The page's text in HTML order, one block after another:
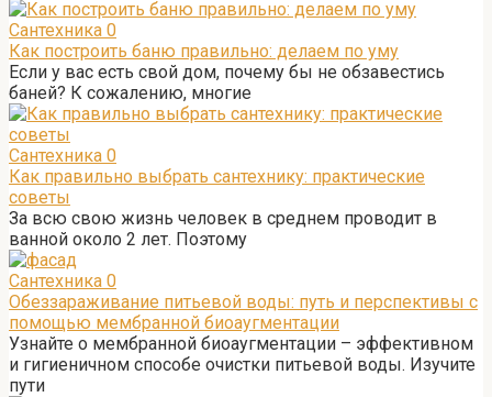
Сантехника 0
Как построить баню правильно: делаем по уму
Если у вас есть свой дом, почему бы не обзавестись
баней? К сожалению, многие
Сантехника 0
Как правильно выбрать сантехнику: практические
советы
За всю свою жизнь человек в среднем проводит в
ванной около 2 лет. Поэтому
Сантехника 0
Обеззараживание питьевой воды: путь и перспективы с
помощью мембранной биоаугментации
Узнайте о мембранной биоаугментации – эффективном
и гигиеничном способе очистки питьевой воды. Изучите
пути